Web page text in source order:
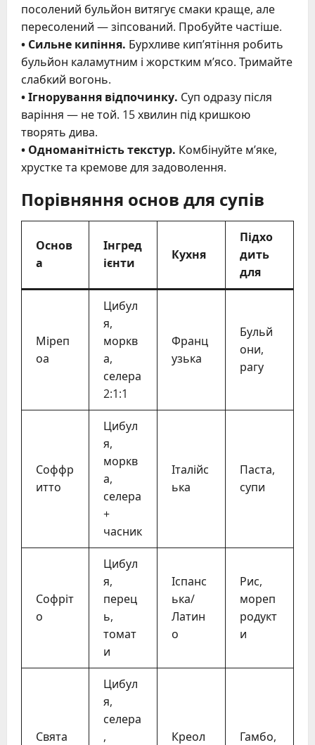
посолений бульйон витягує смаки краще, але
пересолений — зіпсований. Пробуйте частіше.
• Сильне кипіння. Бурхливе кип’ятіння робить
бульйон каламутним і жорстким м’ясо. Тримайте
слабкий вогонь.
• Ігнорування відпочинку. Суп одразу після
варіння — не той. 15 хвилин під кришкою
творять дива.
• Одноманітність текстур. Комбінуйте м’яке,
хрустке та кремове для задоволення.
Порівняння основ для супів
Основ
а
Інгред
ієнти
Кухня
Підхо
дить
для
Міреп
оа
Цибул
я,
моркв
а,
селера
2:1:1
Франц
узька
Бульй
они,
рагу
Соффр
итто
Цибул
я,
моркв
а,
селера
+
часник
Італійс
ька
Паста,
супи
Софріт
о
Цибул
я,
перец
ь,
томат
и
Іспанс
ька/
Латин
о
Рис,
мореп
родукт
и
Свята
Цибул
я,
селера
,
Креол
Гамбо,